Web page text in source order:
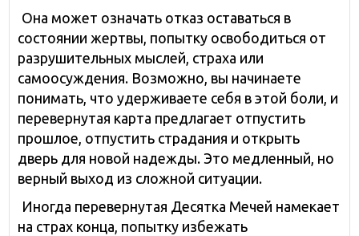
Она может означать отказ оставаться в
состоянии жертвы, попытку освободиться от
разрушительных мыслей, страха или
самоосуждения. Возможно, вы начинаете
понимать, что удерживаете себя в этой боли, и
перевернутая карта предлагает отпустить
прошлое, отпустить страдания и открыть
дверь для новой надежды. Это медленный, но
верный выход из сложной ситуации.
Иногда перевернутая Десятка Мечей намекает
на страх конца, попытку избежать